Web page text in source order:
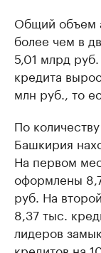
Общий объем
более чем в
5,01 млрд
кредита
млн руб., то
По
Башкирия
На первом
оформлены
руб. На
8,37 тыс.
лидеров